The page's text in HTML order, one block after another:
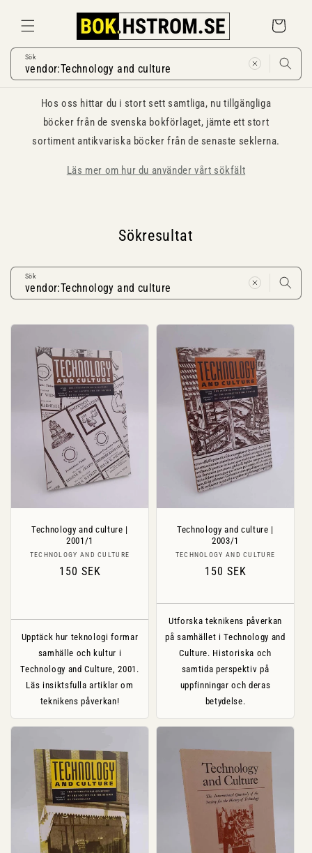
innehåll
Varukorg
Sök
Hos oss hittar du i stort sett samtliga, nu tillgängliga
böcker från de svenska bokförlaget, jämte ett stort
sortiment antikvariska böcker från de senaste seklerna.
Läs mer om hur du använder vårt sökfält
Sökresultat
Sök
Technology and culture |
2001/1
Säljare:
TECHNOLOGY AND CULTURE
Ordinarie
150 SEK
Upptäck hur teknologi formar
samhälle och kultur i
Technology and Culture, 2001.
Läs insiktsfulla artiklar om
teknikens påverkan!
Technology and culture |
2003/1
Säljare:
TECHNOLOGY AND CULTURE
Ordinarie
150 SEK
Utforska teknikens påverkan
på samhället i Technology and
Culture. Historiska och
samtida perspektiv på
uppfinningar och deras
betydelse.